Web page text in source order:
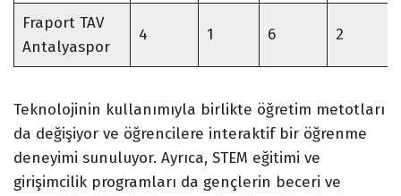
Fraport TAV
Antalyaspor
4 1 6 2
Teknolojinin kullanımıyla birlikte öğretim metotları
da değişiyor ve öğrencilere interaktif bir öğrenme
deneyimi sunuluyor. Ayrıca, STEM eğitimi ve
girişimcilik programları da gençlerin beceri ve